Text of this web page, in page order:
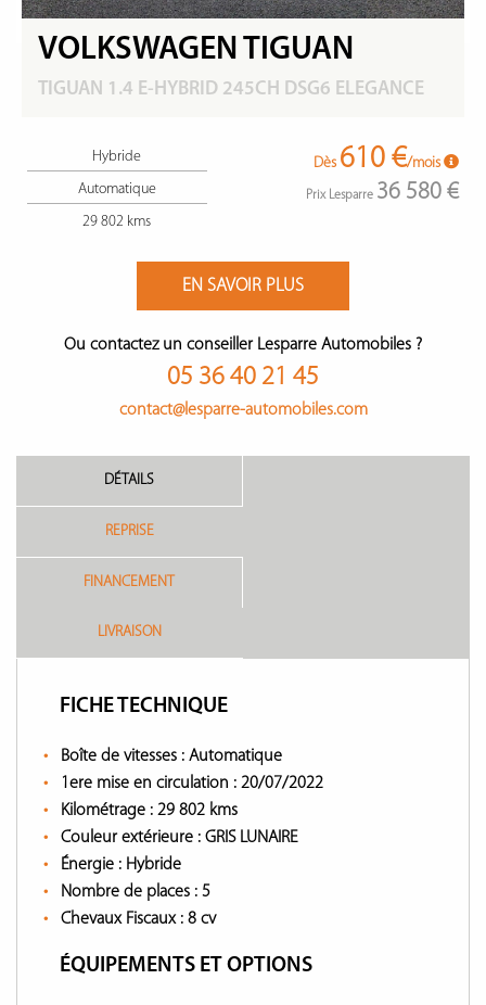
VOLKSWAGEN TIGUAN
TIGUAN 1.4 E-HYBRID 245CH DSG6 ELEGANCE
Hybride
Automatique
29 802 kms
Dès 610 €/mois
Prix Lesparre 36 580 €
EN SAVOIR PLUS
Ou contactez un conseiller Lesparre Automobiles ?
05 36 40 21 45
contact@lesparre-automobiles.com
DÉTAILS
REPRISE
FINANCEMENT
LIVRAISON
FICHE TECHNIQUE
Boîte de vitesses : Automatique
1ere mise en circulation : 20/07/2022
Kilométrage : 29 802 kms
Couleur extérieure : GRIS LUNAIRE
Énergie : Hybride
Nombre de places : 5
Chevaux Fiscaux : 8 cv
ÉQUIPEMENTS ET OPTIONS